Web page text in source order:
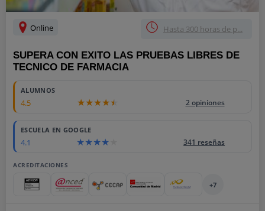
Online Hasta 300 horas de p...
SUPERA CON EXITO LAS PRUEBAS LIBRES DE
TECNICO DE FARMACIA
ALUMNOS
4.5 2 opiniones
ESCUELA EN GOOGLE
4.1 341 reseñas
ACREDITACIONES
+7